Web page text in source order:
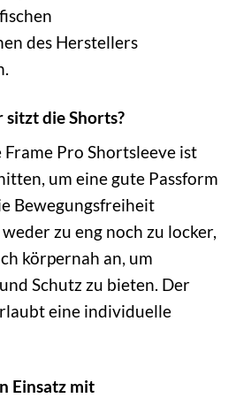
des Herstellers
die Shorts?
Frame Pro Shortsleeve ist
um eine gute Passform
Bewegungsfreiheit
zu eng noch zu locker,
körpernah an, um
Schutz zu bieten. Der
eine individuelle
Einsatz mit